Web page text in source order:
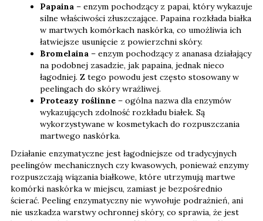
Papaina – enzym pochodzący z papai, który wykazuje
silne właściwości złuszczające. Papaina rozkłada białka
w martwych komórkach naskórka, co umożliwia ich
łatwiejsze usunięcie z powierzchni skóry.
Bromelaina – enzym pochodzący z ananasa działający
na podobnej zasadzie, jak papaina, jednak nieco
łagodniej. Z tego powodu jest często stosowany w
peelingach do skóry wrażliwej.
Proteazy roślinne – ogólna nazwa dla enzymów
wykazujących zdolność rozkładu białek. Są
wykorzystywane w kosmetykach do rozpuszczania
martwego naskórka.
Działanie enzymatyczne jest łagodniejsze od tradycyjnych
peelingów mechanicznych czy kwasowych, ponieważ enzymy
rozpuszczają wiązania białkowe, które utrzymują martwe
komórki naskórka w miejscu, zamiast je bezpośrednio
ścierać. Peeling enzymatyczny nie wywołuje podrażnień, ani
nie uszkadza warstwy ochronnej skóry, co sprawia, że jest